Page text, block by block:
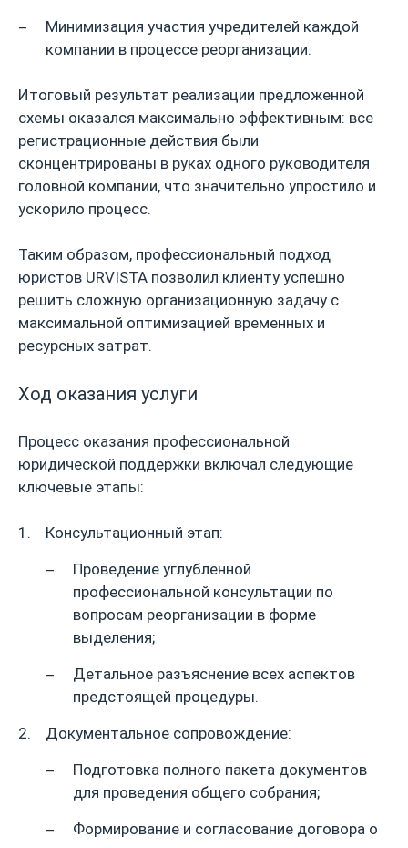
Минимизация участия учредителей каждой
компании в процессе реорганизации.
Итоговый результат реализации предложенной
схемы оказался максимально эффективным: все
регистрационные действия были
сконцентрированы в руках одного руководителя
головной компании, что значительно упростило и
ускорило процесс.
Таким образом, профессиональный подход
юристов URVISTA позволил клиенту успешно
решить сложную организационную задачу с
максимальной оптимизацией временных и
ресурсных затрат.
Ход оказания услуги
Процесс оказания профессиональной
юридической поддержки включал следующие
ключевые этапы:
Консультационный этап:
Проведение углубленной
профессиональной консультации по
вопросам реорганизации в форме
выделения;
Детальное разъяснение всех аспектов
предстоящей процедуры.
Документальное сопровождение:
Подготовка полного пакета документов
для проведения общего собрания;
Формирование и согласование договора о